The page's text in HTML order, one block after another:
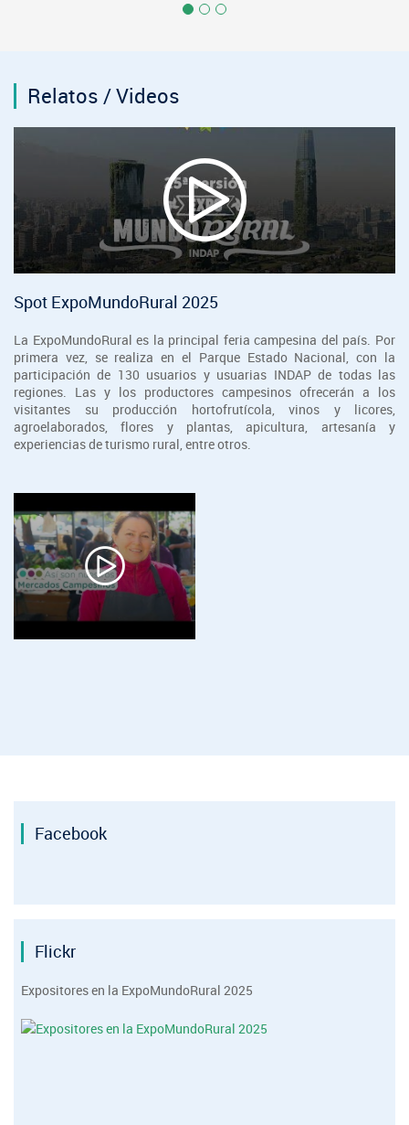
Relatos / Videos
Spot ExpoMundoRural 2025
La ExpoMundoRural es la principal feria campesina del país. Por
primera vez, se realiza en el Parque Estado Nacional, con la
participación de 130 usuarios y usuarias INDAP de todas las
regiones. Las y los productores campesinos ofrecerán a los
visitantes su producción hortofrutícola, vinos y licores,
agroelaborados, flores y plantas, apicultura, artesanía y
experiencias de turismo rural, entre otros.
Facebook
Flickr
Expositores en la ExpoMundoRural 2025